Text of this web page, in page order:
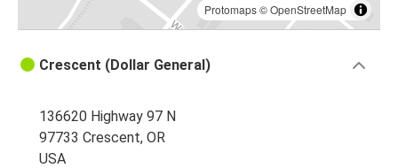
Protomaps©OpenStreetMap
Crescent (Dollar General)
136620 Highway 97 N
97733 Crescent, OR
USA